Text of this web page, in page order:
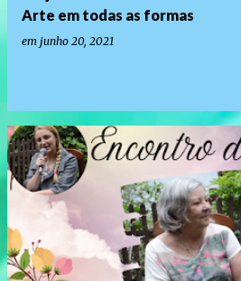
Arte em todas as formas
em junho 20, 2021